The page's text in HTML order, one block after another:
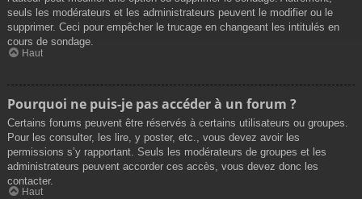
seuls les modérateurs et les administrateurs peuvent le modifier ou le
supprimer. Ceci pour empêcher le trucage en changeant les intitulés en
cours de sondage.
Haut
Pourquoi ne puis-je pas accéder à un forum ?
Certains forums peuvent être réservés à certains utilisateurs ou groupes.
Pour les consulter, les lire, y poster, etc., vous devez avoir les
permissions s’y rapportant. Seuls les modérateurs de groupes et les
administrateurs peuvent accorder ces accès, vous devez donc les
contacter.
Haut